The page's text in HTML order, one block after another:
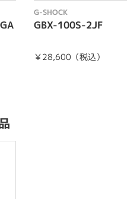
G-SHOCK
GBX-100S-2JF
￥28,600（税込）